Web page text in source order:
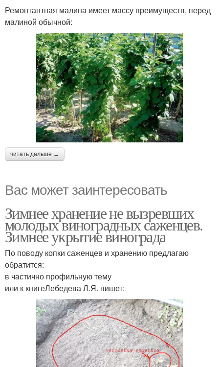
Ремонтантная малина имеет массу преимуществ, перед
малиной обычной:
читать дальше →
Вас может заинтересовать
Зимнее хранение не вызревших
молодых виноградных саженцев.
Зимнее укрытие винограда
По поводу копки саженцев и хранению предлагаю
обратится:
в частично профильную тему
или к книгеЛебедева Л.Я. пишет: